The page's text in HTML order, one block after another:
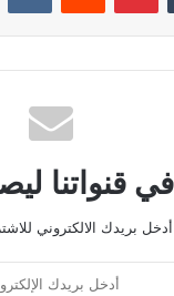
قنواتنا
أدخل بريدك الالكتروني